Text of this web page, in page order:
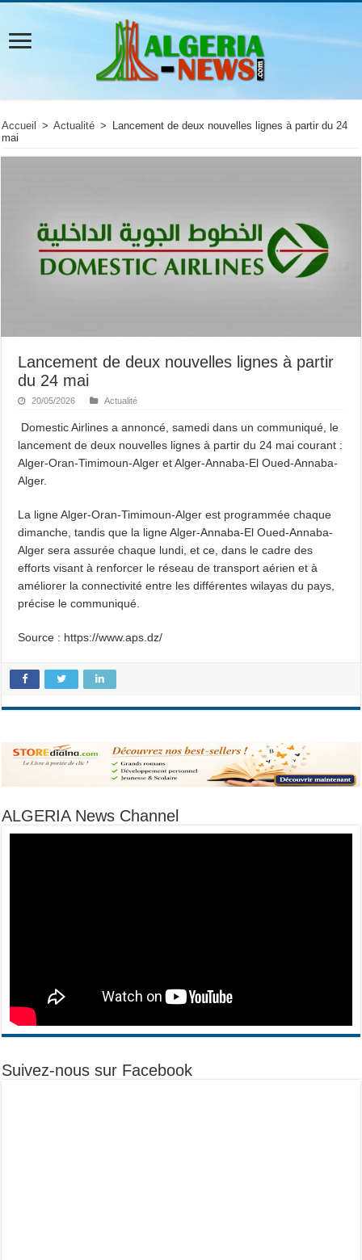
Accueil > Actualité >
Lancement de deux nouvelles lignes à partir du 24
mai
Lancement de deux nouvelles lignes à partir
du 24 mai
20/05/2026 Actualité
Domestic Airlines a annoncé, samedi dans un communiqué, le
lancement de deux nouvelles lignes à partir du 24 mai courant :
Alger-Oran-Timimoun-Alger et Alger-Annaba-El Oued-Annaba-
Alger.
La ligne Alger-Oran-Timimoun-Alger est programmée chaque
dimanche, tandis que la ligne Alger-Annaba-El Oued-Annaba-
Alger sera assurée chaque lundi, et ce, dans le cadre des
efforts visant à renforcer le réseau de transport aérien et à
améliorer la connectivité entre les différentes wilayas du pays,
précise le communiqué.
Source : https://www.aps.dz/
ALGERIA News Channel
Suivez-nous sur Facebook